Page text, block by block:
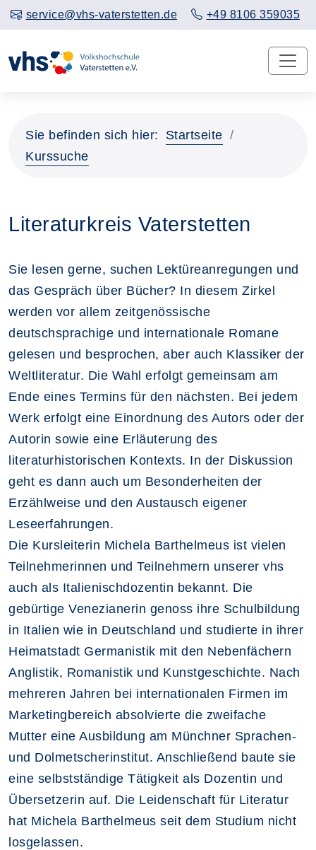
service@vhs-vaterstetten.de +49 8106 359035
Sie befinden sich hier:
Startseite
Kurssuche
Literaturkreis Vaterstetten
Sie lesen gerne, suchen Lektüreanregungen und
das Gespräch über Bücher? In diesem Zirkel
werden vor allem zeitgenössische
deutschsprachige und internationale Romane
gelesen und besprochen, aber auch Klassiker der
Weltliteratur. Die Wahl erfolgt gemeinsam am
Ende eines Termins für den nächsten. Bei jedem
Werk erfolgt eine Einordnung des Autors oder der
Autorin sowie eine Erläuterung des
literaturhistorischen Kontexts. In der Diskussion
geht es dann auch um Besonderheiten der
Erzählweise und den Austausch eigener
Leseerfahrungen.
Die Kursleiterin Michela Barthelmeus ist vielen
Teilnehmerinnen und Teilnehmern unserer vhs
auch als Italienischdozentin bekannt. Die
gebürtige Venezianerin genoss ihre Schulbildung
in Italien wie in Deutschland und studierte in ihrer
Heimatstadt Germanistik mit den Nebenfächern
Anglistik, Romanistik und Kunstgeschichte. Nach
mehreren Jahren bei internationalen Firmen im
Marketingbereich absolvierte die zweifache
Mutter eine Ausbildung am Münchner Sprachen-
und Dolmetscherinstitut. Anschließend baute sie
eine selbstständige Tätigkeit als Dozentin und
Übersetzerin auf. Die Leidenschaft für Literatur
hat Michela Barthelmeus seit dem Studium nicht
losgelassen.